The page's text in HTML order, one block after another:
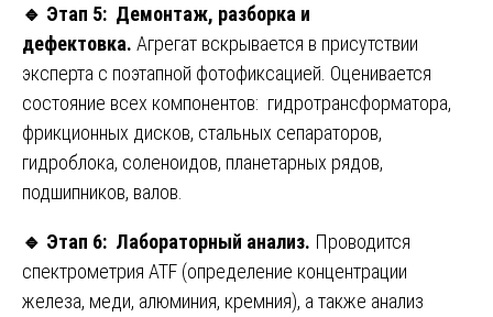
🔹 Этап 5: Демонтаж, разборка и
дефектовка. Агрегат вскрывается в присутствии
эксперта с поэтапной фотофиксацией. Оценивается
состояние всех компонентов: гидротрансформатора,
фрикционных дисков, стальных сепараторов,
гидроблока, соленоидов, планетарных рядов,
подшипников, валов.
🔹 Этап 6: Лабораторный анализ. Проводится
спектрометрия ATF (определение концентрации
железа, меди, алюминия, кремния), а также анализ